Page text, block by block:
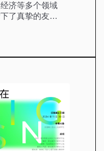
济等多个领域
了真挚的友